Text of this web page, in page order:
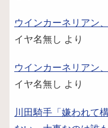
ウインカーネリアン
イヤ名無し より
ウインカーネリアン
イヤ名無し より
川田騎手「嫌われて